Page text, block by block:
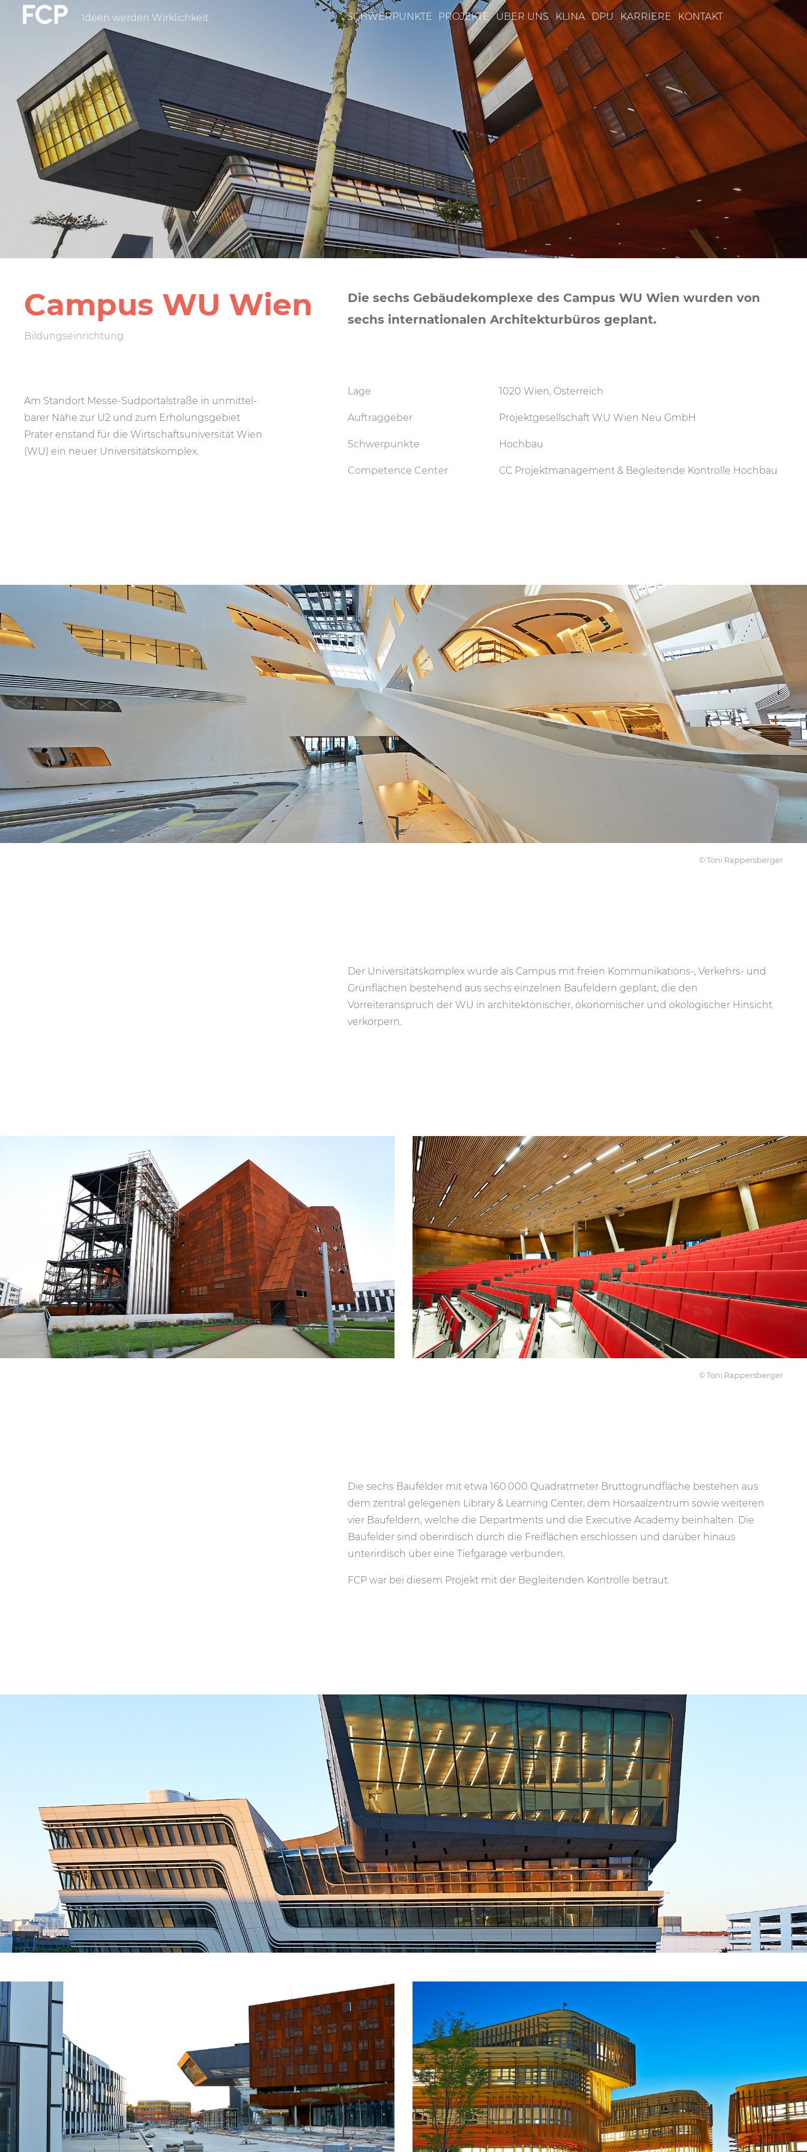
Direkt
FCP
Hauptnavigation
weißes
Logo
Ideen werden Wirklichkeit SCHWERPUNKTE PROJEKTE ÜBER UNS KLINA DPU KARRIERE KONTAKT
Campus WU Wien
Bildungseinrichtung
Die sechs Gebäudekomplexe des Campus WU Wien wurden von
sechs internationalen Architekturbüros geplant.
Am Standort Messe-Südportal­straße in unmittel­
barer Nähe zur U2 und zum Erholungs­gebiet
Prater enstand für die Wirt­schafts­uni­versität Wien
(WU) ein neuer Universitäts­komplex.
Lage 1020 Wien, Österreich
Auftraggeber Projektgesellschaft WU Wien Neu GmbH
Schwerpunkte Hochbau
Competence Center CC Projektmanagement & Begleitende Kontrolle Hochbau
© Toni Rappersberger
Der Universitätskomplex wurde als Campus mit freien Kommunikations-, Verkehrs- und
Grünflächen bestehend aus sechs einzelnen Baufeldern geplant, die den
Vorreiteranspruch der WU in architektonischer, ökonomischer und ökologischer Hinsicht
verkörpern.
© Toni Rappersberger
Die sechs Baufelder mit etwa 160.000 Quadratmeter Bruttogrundfläche bestehen aus
dem zentral gelegenen Library & Learning Center, dem Hörsaalzentrum sowie weiteren
vier Baufeldern, welche die Departments und die Executive Academy beinhalten. Die
Baufelder sind oberirdisch durch die Freiflächen erschlossen und darüber hinaus
unterirdisch über eine Tiefgarage verbunden.
FCP war bei diesem Projekt mit der Begleitenden Kontrolle betraut.